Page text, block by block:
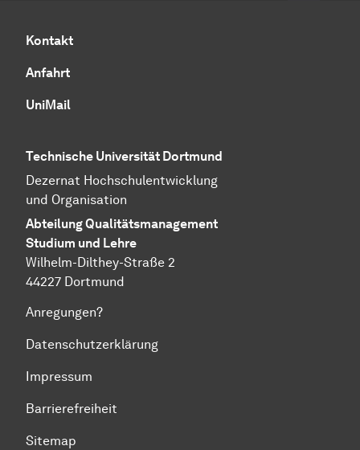
Kontakt
Anfahrt
UniMail
Technische Universität Dortmund
Dezernat Hochschul­entwicklung
und Organisation
AbteilungQuali­täts­manage­ment
Studium und Lehre
Wilhelm-Dilthey-Straße 2
44227 Dortmund
Anregungen?
Datenschutzerklärung
Impressum
Barrierefreiheit
Sitemap